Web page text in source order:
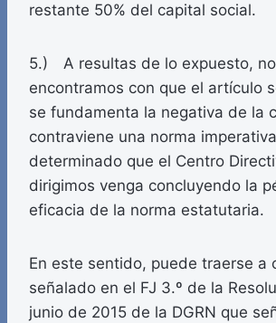
restante 50% del capital social.
5.) A resultas de lo expuesto,
encontramos con que el artículo
se fundamenta la negativa de la
contraviene una norma
determinado que el Centro
dirigimos venga concluyendo la
eficacia de la norma estatutaria.
En este sentido, puede traerse a
señalado en el FJ 3.º de la
junio de 2015 de la DGRN que